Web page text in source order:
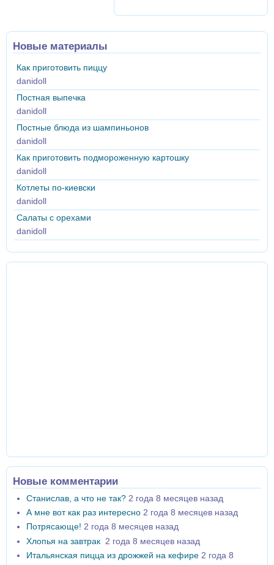
Новые материалы
Как приготовить пиццу
danidoll
Постная выпечка
danidoll
Постные блюда из шампиньонов
danidoll
Как приготовить подмороженную картошку
danidoll
Котлеты по-киевски
danidoll
Салаты с орехами
danidoll
Новые комментарии
Станислав, а что не так? 2 года 8 месяцев назад
А мне вот как раз интересно 2 года 8 месяцев назад
Потрясающе! 2 года 8 месяцев назад
Хлопья на завтрак 2 года 8 месяцев назад
Итальянская пицца из дрожжей на кефире 2 года 8